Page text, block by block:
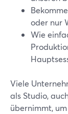
oder nur
Wie
Viele
als Studio,
übernimmt,